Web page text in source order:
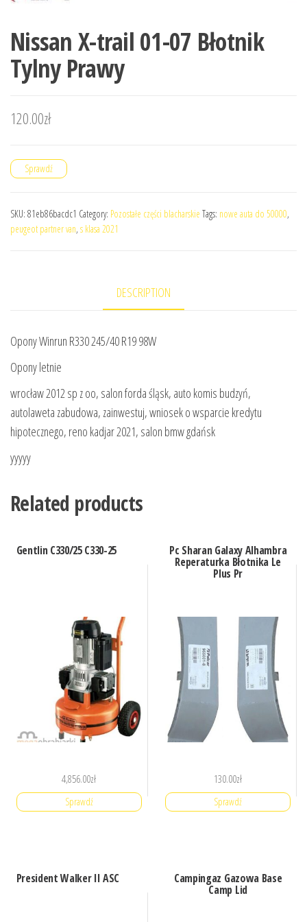
Nissan X-trail 01-07 Błotnik
Tylny Prawy
120.00zł
Sprawdź
SKU: 81eb86bacdc1 Category: Pozostałe części blacharskie Tags: nowe auta do 50000,
peugeot partner van, s klasa 2021
DESCRIPTION
Opony Winrun R330 245/40 R19 98W
Opony letnie
wrocław 2012 sp z oo, salon forda śląsk, auto komis budzyń,
autolaweta zabudowa, zainwestuj, wniosek o wsparcie kredytu
hipotecznego, reno kadjar 2021, salon bmw gdańsk
yyyyy
Related products
Gentlin C330/25 C330-25
4,856.00zł
Sprawdź
Pc Sharan Galaxy Alhambra
Reperaturka Błotnika Le
Plus Pr
130.00zł
Sprawdź
President Walker II ASC Campingaz Gazowa Base
Camp Lid